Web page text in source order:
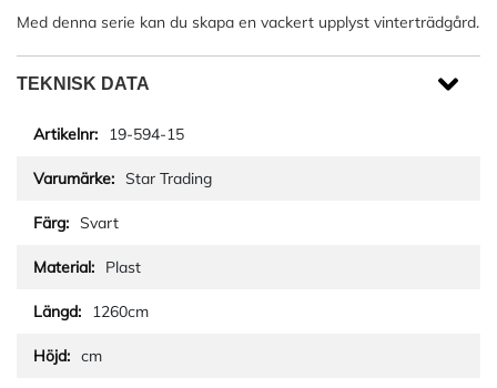
Med denna serie kan du skapa en vackert upplyst vinterträdgård.
TEKNISK DATA
19-594-15
Star Trading
Svart
Plast
1260cm
cm